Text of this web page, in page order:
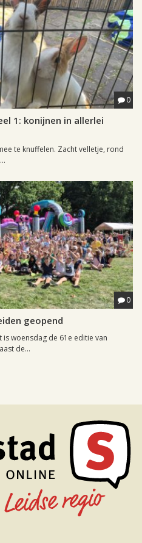
0
1: konijnen in allerlei
te knuffelen. Zacht velletje, rond
0
geopend
is woensdag de 61e editie van
de...